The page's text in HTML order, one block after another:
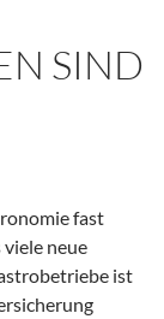
SIND
fast
neue
ist